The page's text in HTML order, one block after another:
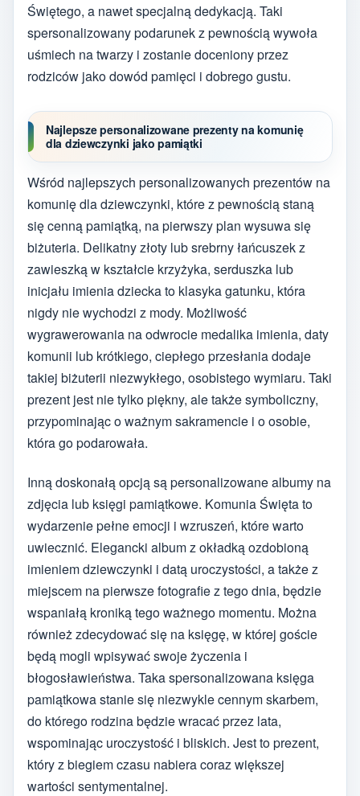
Świętego, a nawet specjalną dedykacją. Taki
spersonalizowany podarunek z pewnością wywoła
uśmiech na twarzy i zostanie doceniony przez
rodziców jako dowód pamięci i dobrego gustu.
Najlepsze personalizowane prezenty na komunię
dla dziewczynki jako pamiątki
Wśród najlepszych personalizowanych prezentów na
komunię dla dziewczynki, które z pewnością staną
się cenną pamiątką, na pierwszy plan wysuwa się
biżuteria. Delikatny złoty lub srebrny łańcuszek z
zawieszką w kształcie krzyżyka, serduszka lub
inicjału imienia dziecka to klasyka gatunku, która
nigdy nie wychodzi z mody. Możliwość
wygrawerowania na odwrocie medalika imienia, daty
komunii lub krótkiego, ciepłego przesłania dodaje
takiej biżuterii niezwykłego, osobistego wymiaru. Taki
prezent jest nie tylko piękny, ale także symboliczny,
przypominając o ważnym sakramencie i o osobie,
która go podarowała.
Inną doskonałą opcją są personalizowane albumy na
zdjęcia lub księgi pamiątkowe. Komunia Święta to
wydarzenie pełne emocji i wzruszeń, które warto
uwiecznić. Elegancki album z okładką ozdobioną
imieniem dziewczynki i datą uroczystości, a także z
miejscem na pierwsze fotografie z tego dnia, będzie
wspaniałą kroniką tego ważnego momentu. Można
również zdecydować się na księgę, w której goście
będą mogli wpisywać swoje życzenia i
błogosławieństwa. Taka spersonalizowana księga
pamiątkowa stanie się niezwykle cennym skarbem,
do którego rodzina będzie wracać przez lata,
wspominając uroczystość i bliskich. Jest to prezent,
który z biegiem czasu nabiera coraz większej
wartości sentymentalnej.